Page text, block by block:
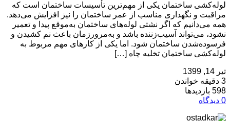
لوله‌کشی ساختمان یکی از مهم‌ترین تأسیسات ساختمان است که
مراقبت و نگهداری مناسب از عمر ساختمان را نیز افزایش می‌دهد.
همه می‌دانیم که اگر نشتی لوله‌های ساختمان به‌موقع پیدا و تعمیر
نشود، می‌تواند آسیب‌زننده باشد و به‌مرورزمان باعث نم کشیدن و
فرسوده‌شدن ساختمان شود. اما یکی از کارهای مهم مربوط به
لوله‌کشی ساختمان تخلیه چاه […]
تیر 14, 1399
3 دقیقه خواندن
598 بازدیدها
0 دیدگاه